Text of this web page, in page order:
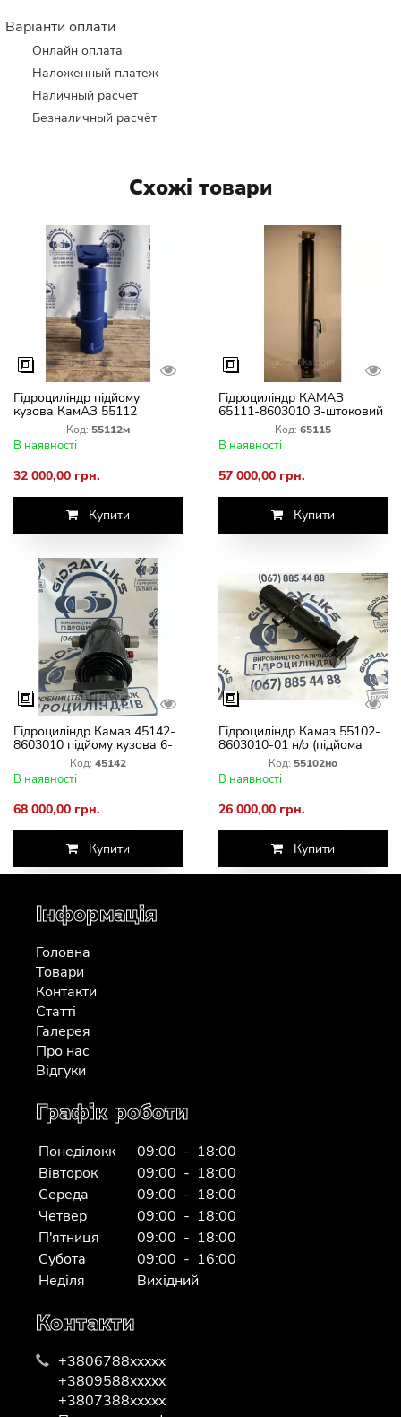
Варіанти оплати
Онлайн оплата
Наложенный платеж
Наличный расчёт
Безналичный расчёт
Схожі товари
Гідроциліндр підйому
кузова КамАЗ 55112
М-8603010 ГЦ 111.02.015-2
Код: 55112м
В наявності
32 000,00 грн.
Купити
Гідроциліндр КАМАЗ
65111-8603010 3-штоковий
ГЦ 111.02.019 3
Код: 65115
В наявності
57 000,00 грн.
Купити
Гідроциліндр Камаз 45142-
8603010 підйому кузова 6-
штовий ГЦ 111.02.018 1
Код: 45142
В наявності
68 000,00 грн.
Купити
Гідроциліндр Камаз 55102-
8603010-01 н/о (підйома
кузова колгозник) 3-штовий
ГЦ 111.02.015 06
Код: 55102но
В наявності
26 000,00 грн.
Купити
Інформація
Головна
Товари
Контакти
Статті
Галерея
Про нас
Відгуки
Графік роботи
Понеділокк
09:00 - 18:00
Вівторок
09:00 - 18:00
Середа
09:00 - 18:00
Четвер
09:00 - 18:00
П'ятниця
09:00 - 18:00
Субота
09:00 - 16:00
Неділя
Вихідний
Контакти
+3806788xxxxx
+3809588xxxxx
+3807388xxxxx